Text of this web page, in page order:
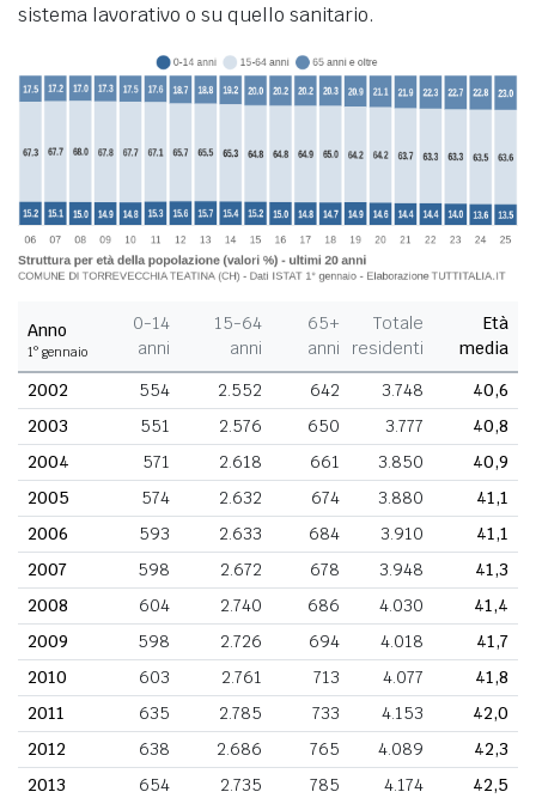
sistema lavorativo o su quello sanitario.
Anno
1° gennaio
0-14
anni
15-64
anni
65+
anni
Totale
residenti
Età
media
2002
554 2.552 642 3.748
40,6
2003
551 2.576 650 3.777
40,8
2004
571 2.618 661 3.850
40,9
2005
574 2.632 674 3.880
41,1
2006
593 2.633 684 3.910
41,1
2007
598 2.672 678 3.948
41,3
2008
604 2.740 686 4.030
41,4
2009
598 2.726 694 4.018
41,7
2010
603 2.761 713 4.077
41,8
2011
635 2.785 733 4.153
42,0
2012
638 2.686 765 4.089
42,3
2013
654 2.735 785 4.174
42,5